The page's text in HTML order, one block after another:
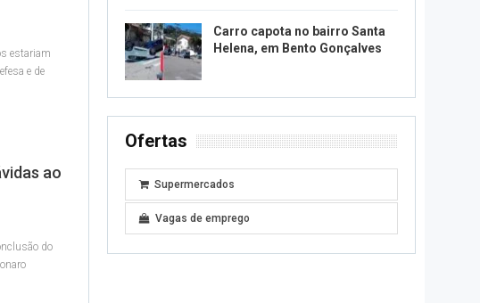
estariam
e de
ao
do
Carro capota no bairro Santa
Helena, em Bento Gonçalves
Ofertas
Supermercados
Vagas de emprego